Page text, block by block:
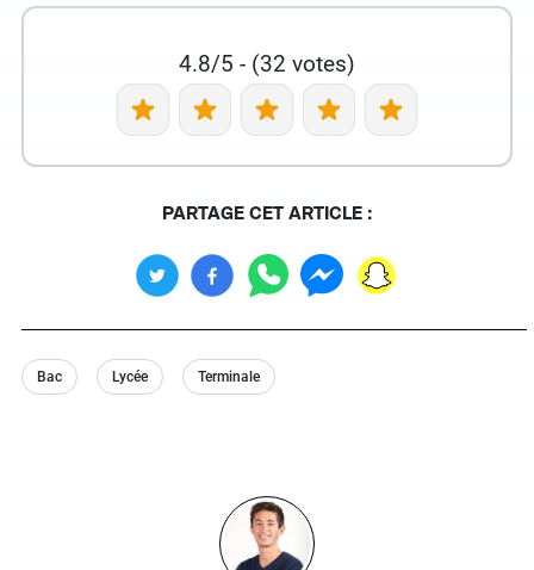
4.8/5 - (32 votes)
PARTAGE CET ARTICLE :
Bac Lycée Terminale